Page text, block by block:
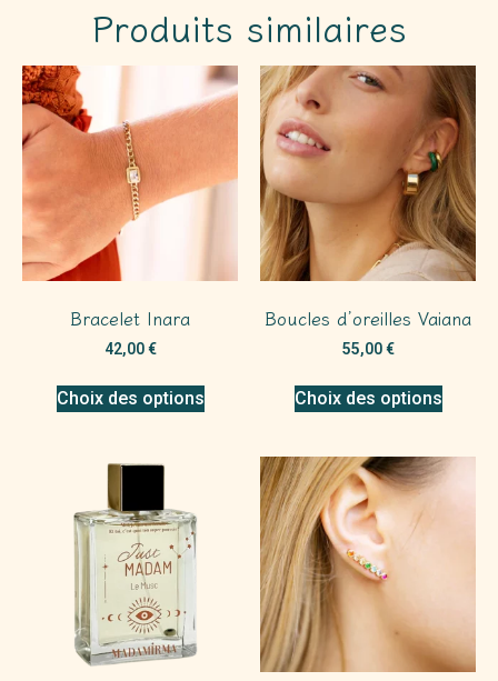
Produits similaires
Bracelet Inara
42,00€
Choix des options
Boucles d’oreilles Vaiana
55,00€
Choix des options